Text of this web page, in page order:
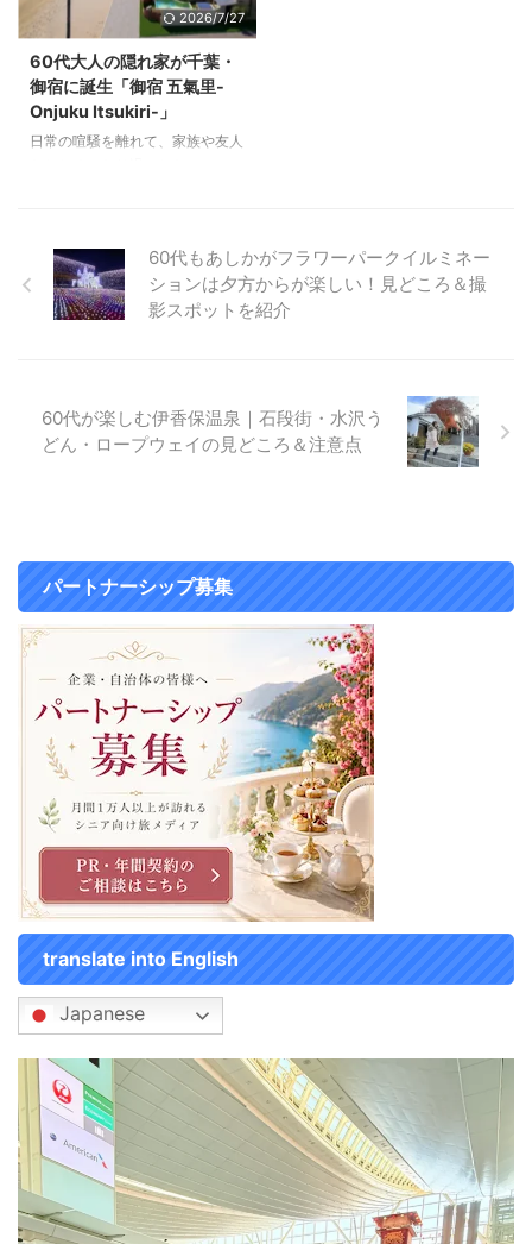
ました。 この決定は、新型コロ
ナウイルス後の 日本からの訪問
者数の回復が予想を下回っている
ことや、 円安の影響で需要が減
少していることが主な要因です。
...
2026/7/27
60代大人の隠れ家が千葉・
御宿に誕生「御宿 五氣里-
Onjuku Itsukiri-」
日常の喧騒を離れて、家族や友人
空間は、癒しや特別感を求める大
人の女性の感性にも応えてくれま
す。 今回は、2026年7月に千葉
五氣里 -Onjuku Itsukiri-」 太平
洋を望む白砂の御宿海岸に誕生す
60代もあしかがフラワーパークイルミネー
ションは夕方からが楽しい！見どころ＆撮
影スポットを紹介
60代が楽しむ伊香保温泉｜石段街・水沢う
どん・ロープウェイの見どころ＆注意点
パートナーシップ募集
translate into English
Japanese